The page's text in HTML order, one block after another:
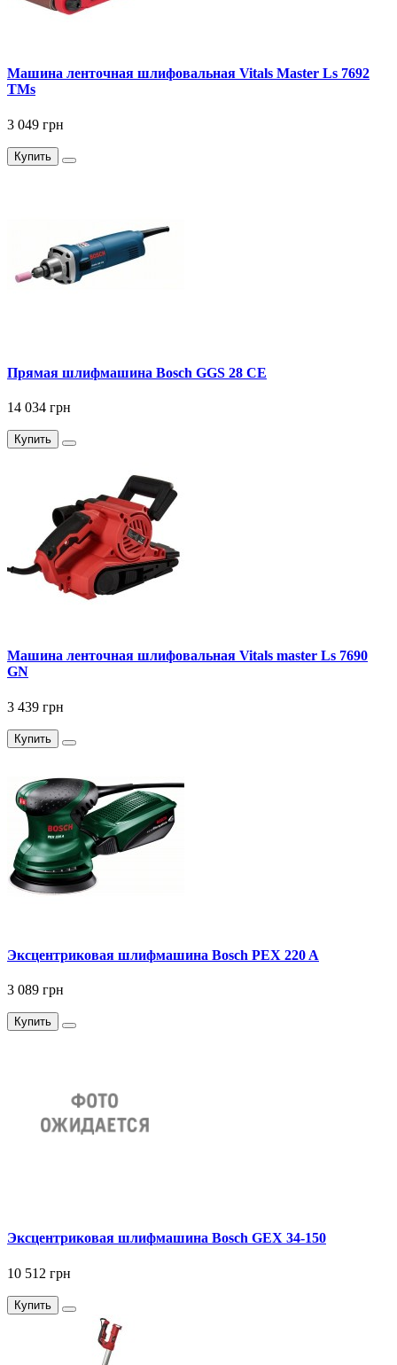
Машина ленточная шлифовальная Vitals Master Ls 7692
TMs
3 049 грн
Купить
Прямая шлифмашина Bosch GGS 28 CE
14 034 грн
Купить
Машина ленточная шлифовальная Vitals master Ls 7690
GN
3 439 грн
Купить
Эксцентриковая шлифмашина Bosch PEX 220 A
3 089 грн
Купить
Эксцентриковая шлифмашина Bosch GEX 34-150
10 512 грн
Купить